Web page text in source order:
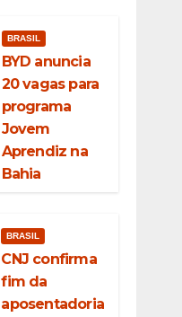
BRASIL
BYD anuncia
20 vagas para
programa
Jovem
Aprendiz na
Bahia
BRASIL
CNJ confirma
fim da
aposentadoria